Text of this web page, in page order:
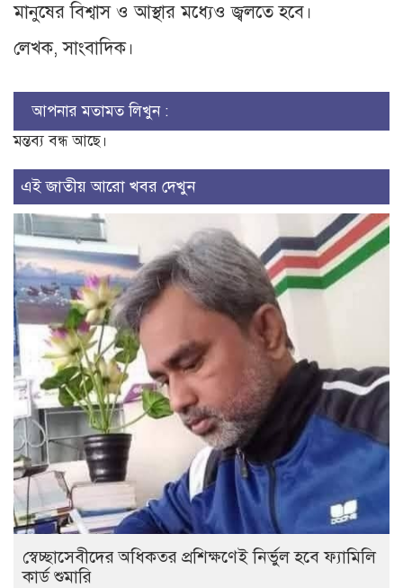
মানুষের বিশ্বাস ও আস্থার মধ্যেও জ্বলতে হবে।
লেখক, সাংবাদিক।
আপনার মতামত লিখুন :
মন্তব্য বন্ধ আছে।
এই জাতীয় আরো খবর দেখুন
স্বেচ্ছাসেবীদের অধিকতর প্রশিক্ষণেই নির্ভুল হবে ফ্যামিলি
কার্ড শুমারি